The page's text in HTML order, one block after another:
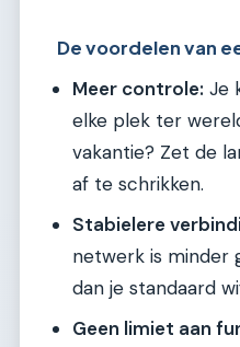
De voordelen van
Meer controle: Je
elke plek ter
vakantie? Zet de
af te schrikken.
Stabielere
netwerk is minder
dan je standaard
Geen limiet aan